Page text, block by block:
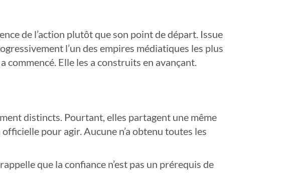
de l’action plutôt que son point de départ. Issue
l’un des empires médiatiques les plus
commencé. Elle les a construits en avançant.
distincts. Pourtant, elles partagent une même
pour agir. Aucune n’a obtenu toutes les
que la confiance n’est pas un prérequis de